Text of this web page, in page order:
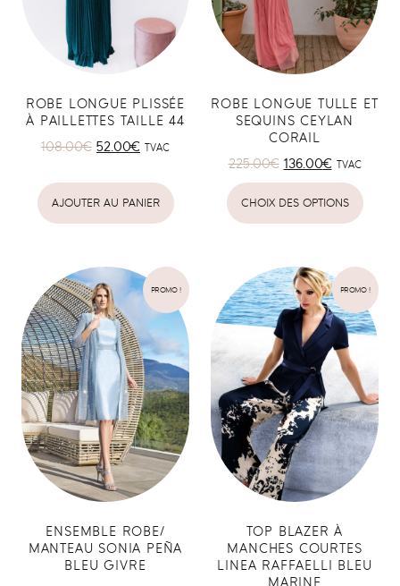
ROBE LONGUE PLISSÉE
À PAILLETTES TAILLE 44
108.00€ 52.00€ TVAC
AJOUTER AU PANIER
ROBE LONGUE TULLE ET
SEQUINS CEYLAN
CORAIL
225.00€ 136.00€ TVAC
CHOIX DES OPTIONS
PROMO !
ENSEMBLE ROBE/
MANTEAU SONIA PEÑA
BLEU GIVRE
PROMO !
TOP BLAZER À
MANCHES COURTES
LINEA RAFFAELLI BLEU
MARINE